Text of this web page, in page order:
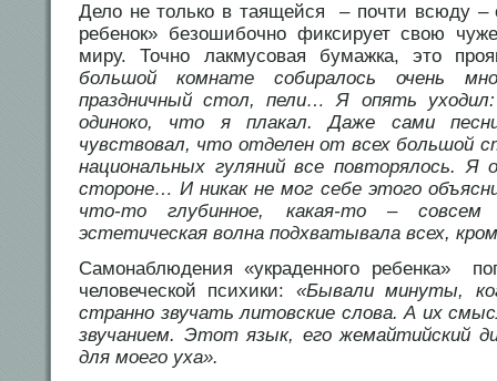
Дело не только в таящейся – почти всюду –
ребенок» безошибочно фиксирует свою
миру. Точно лакмусовая бумажка, это
большой комнате собиралось очень
праздничный стол, пели… Я опять
одиноко, что я плакал. Даже сами
чувствовал, что отделен от всех большой
национальных гуляний все повторялось.
стороне… И никак не мог себе этого
что-то глубинное, какая-то –
эстетическая волна подхватывала всех,
Самонаблюдения «украденного ребенка»
человеческой психики: «Бывали минуты,
странно звучать литовские слова. А их
звучанием. Этот язык, его жемайтийский
для моего уха».